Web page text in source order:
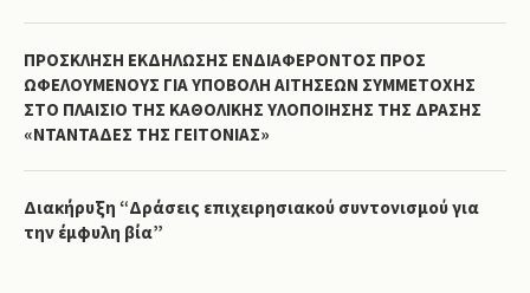
ΠΡΟΣΚΛΗΣΗ ΕΚΔΗΛΩΣΗΣ ΕΝΔΙΑΦΕΡΟΝΤΟΣ ΠΡΟΣ
ΩΦΕΛΟΥΜΕΝΟΥΣ ΓΙΑ ΥΠΟΒΟΛΗ ΑΙΤΗΣΕΩΝ ΣΥΜΜΕΤΟΧΗΣ
ΣΤΟ ΠΛΑΙΣΙΟ ΤΗΣ ΚΑΘΟΛΙΚΗΣ ΥΛΟΠΟΙΗΣΗΣ ΤΗΣ ΔΡΑΣΗΣ
«ΝΤΑΝΤΑΔΕΣ ΤΗΣ ΓΕΙΤΟΝΙΑΣ»
Διακήρυξη “Δράσεις επιχειρησιακού συντονισμού για
την έμφυλη βία”